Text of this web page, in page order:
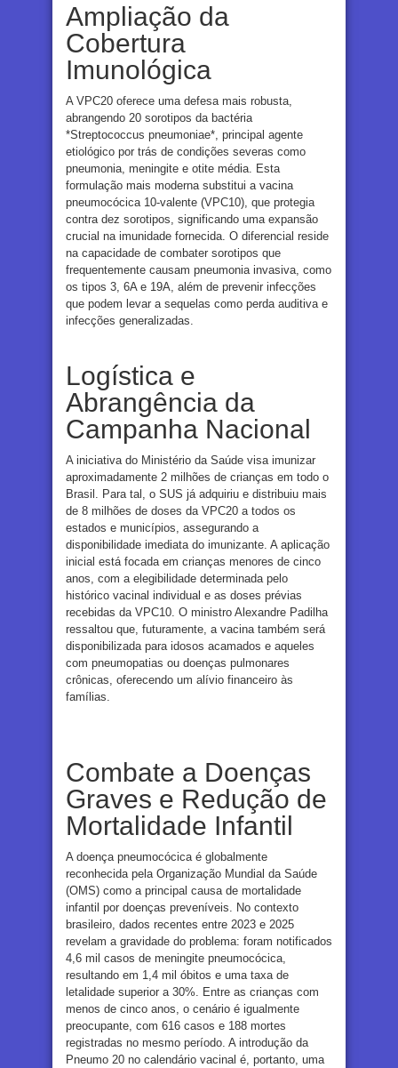
Ampliação da
Cobertura
Imunológica
A VPC20 oferece uma defesa mais robusta,
abrangendo 20 sorotipos da bactéria
*Streptococcus pneumoniae*, principal agente
etiológico por trás de condições severas como
pneumonia, meningite e otite média. Esta
formulação mais moderna substitui a vacina
pneumocócica 10-valente (VPC10), que protegia
contra dez sorotipos, significando uma expansão
crucial na imunidade fornecida. O diferencial reside
na capacidade de combater sorotipos que
frequentemente causam pneumonia invasiva, como
os tipos 3, 6A e 19A, além de prevenir infecções
que podem levar a sequelas como perda auditiva e
infecções generalizadas.
Logística e
Abrangência da
Campanha Nacional
A iniciativa do Ministério da Saúde visa imunizar
aproximadamente 2 milhões de crianças em todo o
Brasil. Para tal, o SUS já adquiriu e distribuiu mais
de 8 milhões de doses da VPC20 a todos os
estados e municípios, assegurando a
disponibilidade imediata do imunizante. A aplicação
inicial está focada em crianças menores de cinco
anos, com a elegibilidade determinada pelo
histórico vacinal individual e as doses prévias
recebidas da VPC10. O ministro Alexandre Padilha
ressaltou que, futuramente, a vacina também será
disponibilizada para idosos acamados e aqueles
com pneumopatias ou doenças pulmonares
crônicas, oferecendo um alívio financeiro às
famílias.
Combate a Doenças
Graves e Redução de
Mortalidade Infantil
A doença pneumocócica é globalmente
reconhecida pela Organização Mundial da Saúde
(OMS) como a principal causa de mortalidade
infantil por doenças preveníveis. No contexto
brasileiro, dados recentes entre 2023 e 2025
revelam a gravidade do problema: foram notificados
4,6 mil casos de meningite pneumocócica,
resultando em 1,4 mil óbitos e uma taxa de
letalidade superior a 30%. Entre as crianças com
menos de cinco anos, o cenário é igualmente
preocupante, com 616 casos e 188 mortes
registradas no mesmo período. A introdução da
Pneumo 20 no calendário vacinal é, portanto, uma